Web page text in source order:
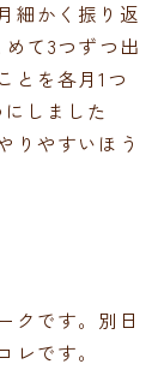
細かく振り返
て3つずつ出
とを各月1つ
しました
りやすいほう
クです。別日
です。